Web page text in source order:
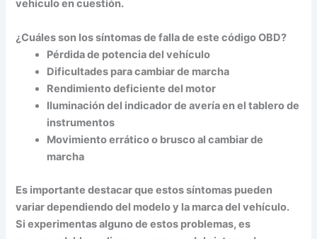
vehículo en cuestión.
¿Cuáles son los síntomas de falla de este código OBD?
Pérdida de potencia del vehículo
Dificultades para cambiar de marcha
Rendimiento deficiente del motor
Iluminación del indicador de avería en el tablero de
instrumentos
Movimiento errático o brusco al cambiar de
marcha
Es importante destacar que estos síntomas pueden
variar dependiendo del modelo y la marca del vehículo.
Si experimentas alguno de estos problemas, es